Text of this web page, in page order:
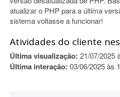
atualizar o PHP para a última
sistema voltasse a funcionar!
Atividades do cliente
Última visualização: 21/07/2025
Última interação: 03/06/2025 às